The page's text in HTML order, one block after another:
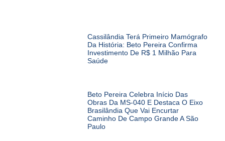
Cassilândia Terá Primeiro Mamógrafo
Da História: Beto Pereira Confirma
Investimento De R$ 1 Milhão Para
Saúde
Beto Pereira Celebra Início Das
Obras Da MS-040 E Destaca O Eixo
Brasilândia Que Vai Encurtar
Caminho De Campo Grande A São
Paulo